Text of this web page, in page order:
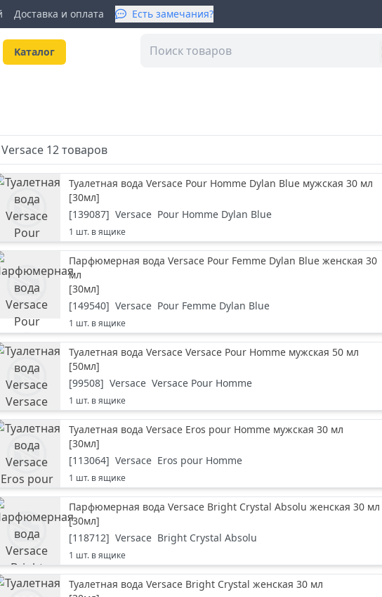
Доставка и оплата Есть замечания?
Kаталог
Versace 12товаров
Туалетная вода Versace Pour Homme Dylan Blue мужская 30 мл
[30мл]
[139087] Versace Pour Homme Dylan Blue
1 шт. в ящике
Парфюмерная вода Versace Pour Femme Dylan Blue женская 30
мл
[30мл]
[149540] Versace Pour Femme Dylan Blue
1 шт. в ящике
Туалетная вода Versace Versace Pour Homme мужская 50 мл
[50мл]
[99508] Versace Versace Pour Homme
1 шт. в ящике
Туалетная вода Versace Eros pour Homme мужская 30 мл
[30мл]
[113064] Versace Eros pour Homme
1 шт. в ящике
Парфюмерная вода Versace Bright Crystal Absolu женская 30 мл
[30мл]
[118712] Versace Bright Crystal Absolu
1 шт. в ящике
Туалетная вода Versace Bright Crystal женская 30 мл